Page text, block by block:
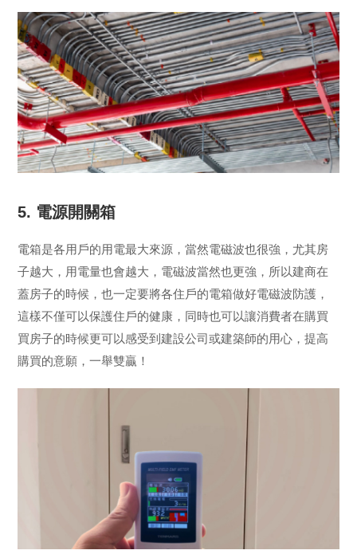
5. 電源開關箱
電箱是各用戶的用電最大來源，當然電磁波也很強，尤其房
子越大，用電量也會越大，電磁波當然也更強，所以建商在
蓋房子的時候，也一定要將各住戶的電箱做好電磁波防護，
這樣不僅可以保護住戶的健康，同時也可以讓消費者在購買
買房子的時候更可以感受到建設公司或建築師的用心，提高
購買的意願，一舉雙贏！